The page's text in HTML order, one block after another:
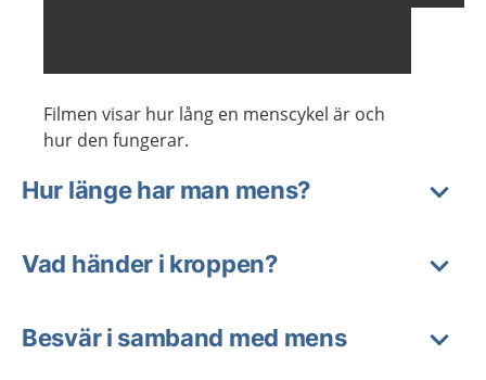
Filmen visar hur lång en menscykel är och
hur den fungerar.
Hur länge har man mens?
Vad händer i kroppen?
Besvär i samband med mens